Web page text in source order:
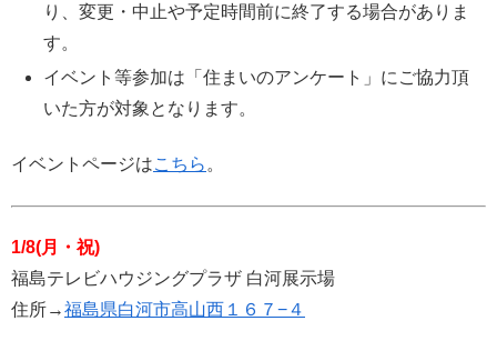
り、変更・中止や予定時間前に終了する場合がありま
す。
イベント等参加は「住まいのアンケート」にご協力頂
いた方が対象となります。
イベントページはこちら 。
1/8(月・祝)
福島テレビハウジングプラザ 白河展示場
住所→福島県白河市高山西１６７−４